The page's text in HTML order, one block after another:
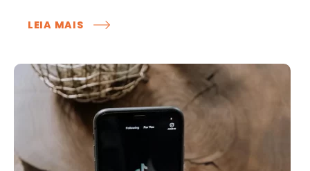
LEIA MAIS
DATA
O
QUE
É
E
COMO
OS
SHOPPINGS
PODEM